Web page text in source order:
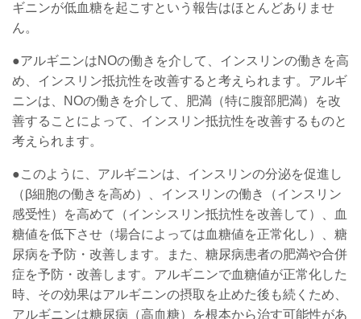
ギニンが低血糖を起こすという報告はほとんどありませ
ん。
●アルギニンはNOの働きを介して、インスリンの働きを高
め、インスリン抵抗性を改善すると考えられます。アルギ
ニンは、NOの働きを介して、肥満（特に腹部肥満）を改
善することによって、インスリン抵抗性を改善するものと
考えられます。
●このように、アルギニンは、インスリンの分泌を促進し
（β細胞の働きを高め）、インスリンの働き（インスリン
感受性）を高めて（インシスリン抵抗性を改善して）、血
糖値を低下させ（場合によっては血糖値を正常化し）、 糖
尿病を予防・改善します。また、糖尿病患者の肥満や合併
症を予防・改善します。アルギニンで血糖値が正常化した
時、その効果はアルギニンの摂取を止めた後も続くため、
アルギニンは糖尿病（高血糖）を根本から治す可能性があ